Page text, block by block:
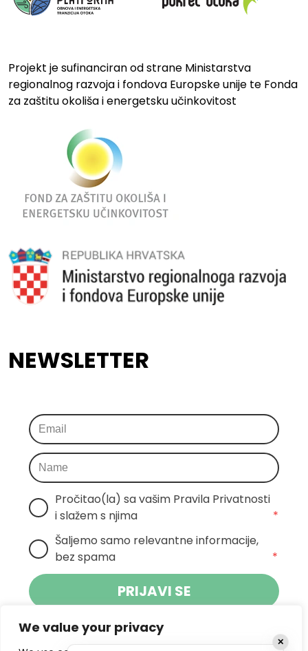
We value your privacy
Projekt je sufinanciran od strane Ministarstva
regionalnog razvoja i fondova Europske unije te Fonda
za zaštitu okoliša i energetsku učinkovitost
NEWSLETTER
Pročitao(la) sa vašim Pravila Privatnosti
i slažem s njima
*
Šaljemo samo relevantne informacije,
bez spama
*
PRIJAVI SE
Klikom na gumb dajete suglasnost za
✕